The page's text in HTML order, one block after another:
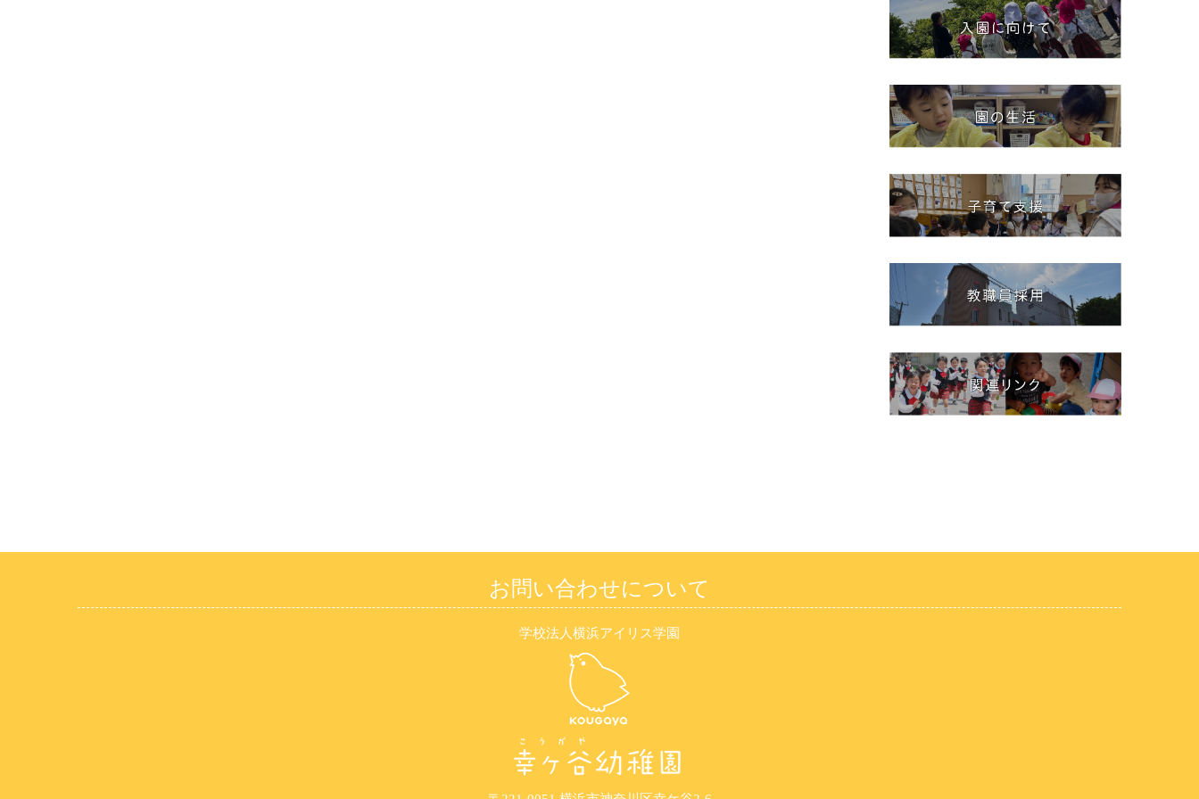
お問い合わせについて
学校法人横浜アイリス学園